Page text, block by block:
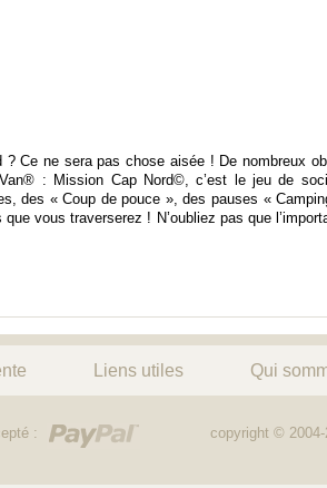
? Ce ne sera pas chose aisée ! De nombreux
: Mission Cap Nord©, c’est le jeu de
des « Coup de pouce », des pauses «
vous traverserez ! N’oubliez pas que
Liens utiles Qui
: copyright © 2004-